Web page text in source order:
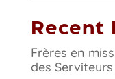
Recent
Frères en
des Serviteurs